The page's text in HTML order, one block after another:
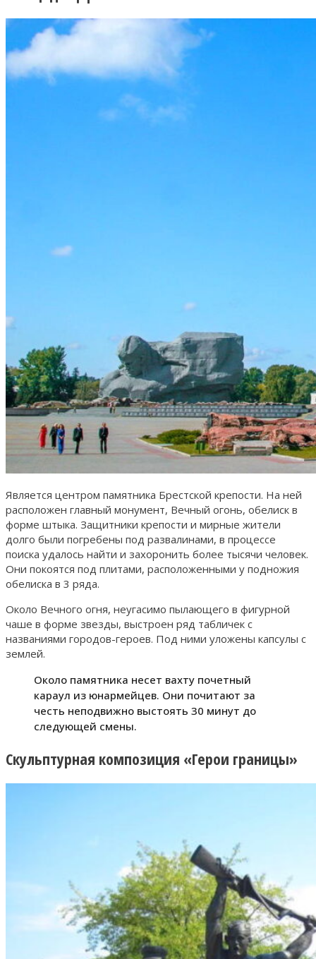
Является центром памятника Брестской крепости. На ней
расположен главный монумент, Вечный огонь, обелиск в
форме штыка. Защитники крепости и мирные жители
долго были погребены под развалинами, в процессе
поиска удалось найти и захоронить более тысячи человек.
Они покоятся под плитами, расположенными у подножия
обелиска в 3 ряда.
Около Вечного огня, неугасимо пылающего в фигурной
чаше в форме звезды, выстроен ряд табличек с
названиями городов-героев. Под ними уложены капсулы с
землей.
Около памятника несет вахту почетный
караул из юнармейцев. Они почитают за
честь неподвижно выстоять 30 минут до
следующей смены.
Скульптурная композиция «Герои границы»